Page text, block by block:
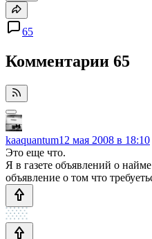
65
Комментарии 65
kaaquantum12 мая 2008 в 18:10
Это еще что.
Я в газете объявлений о
объявление о том что